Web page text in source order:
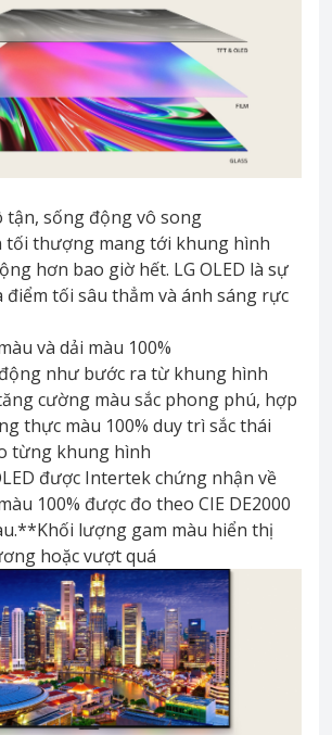
tận, sống động vô song
thượng mang tới khung hình
hơn bao giờ hết. LG OLED là sự
điểm tối sâu thẳm và ánh sáng rực
và dải màu 100%
như bước ra từ khung hình
cường màu sắc phong phú, hợp
thực màu 100% duy trì sắc thái
từng khung hình
được Intertek chứng nhận về
100% được đo theo CIE DE2000
lượng gam màu hiển thị
hoặc vượt quá